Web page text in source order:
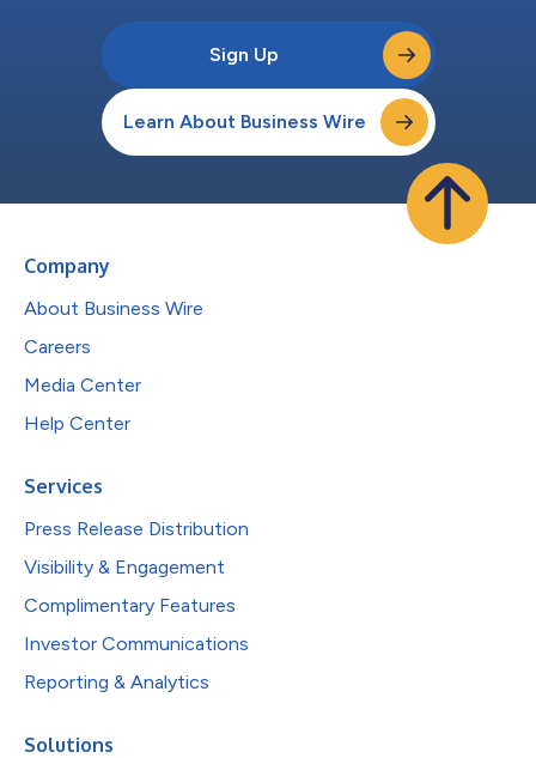
Sign Up
Learn About Business Wire
Company
About Business Wire
Careers
Media Center
Help Center
Services
Press Release Distribution
Visibility & Engagement
Complimentary Features
Investor Communications
Reporting & Analytics
Solutions